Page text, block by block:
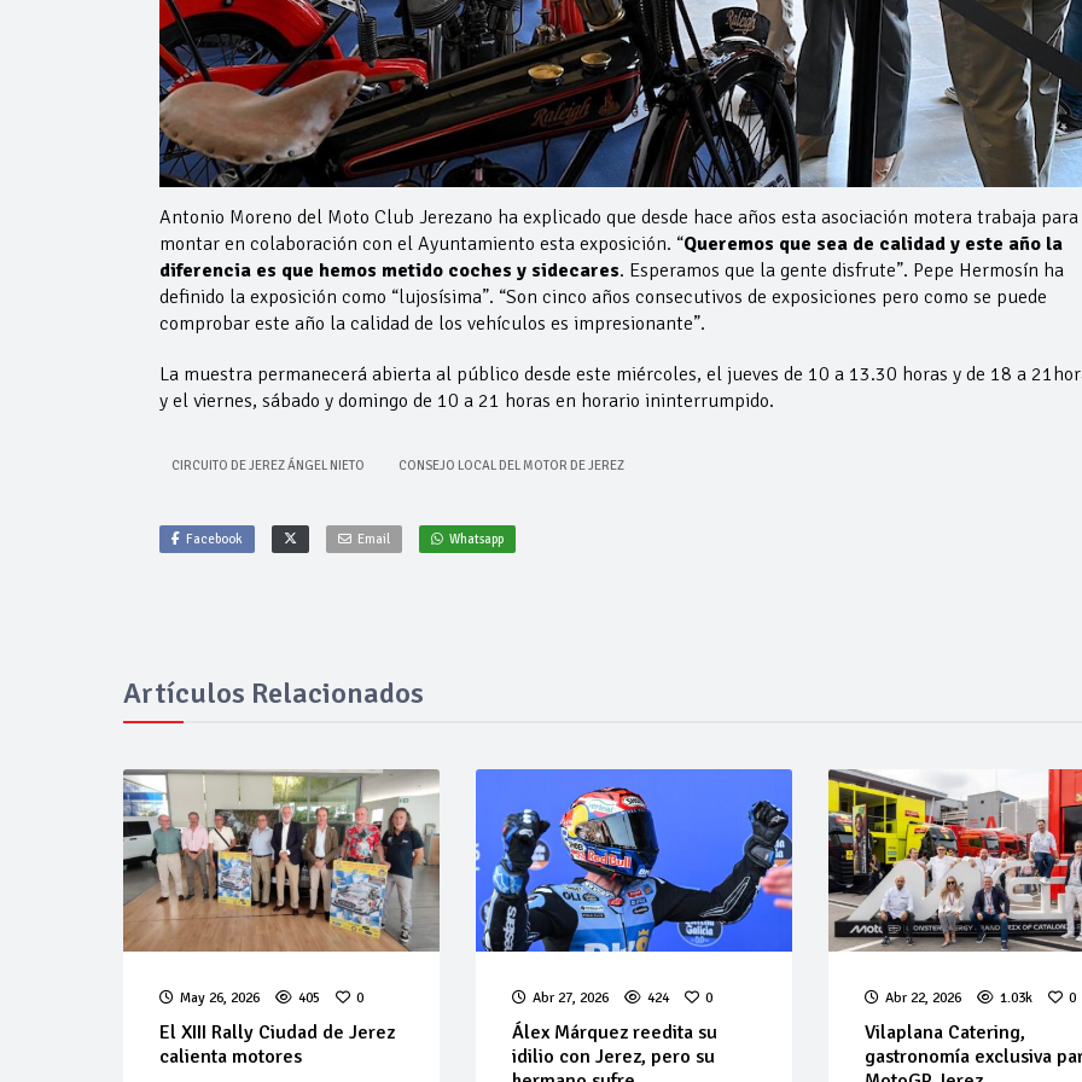
Antonio Moreno del Moto Club Jerezano ha explicado que desde hace años esta asociación motera trabaja para
montar en colaboración con el Ayuntamiento esta exposición. “Queremos que sea de calidad y este año la
diferencia es que hemos metido coches y sidecares. Esperamos que la gente disfrute”. Pepe Hermosín ha
definido la exposición como “lujosísima”. “Son cinco años consecutivos de exposiciones pero como se puede
comprobar este año la calidad de los vehículos es impresionante”.
La muestra permanecerá abierta al público desde este miércoles, el jueves de 10 a 13.30 horas y de 18 a
y el viernes, sábado y domingo de 10 a 21 horas en horario ininterrumpido.
CIRCUITO DE JEREZ ÁNGEL NIETO CONSEJO LOCAL DEL MOTOR DE JEREZ
Facebook Email Whatsapp
Artículos Relacionados
May 26, 2026 405 0
El XIII Rally Ciudad de Jerez
calienta motores
Abr 27, 2026 424 0
Álex Márquez reedita su
idilio con Jerez, pero su
Abr 22, 2026 1.03k 0
Vilaplana Catering,
gastronomía exclusiva